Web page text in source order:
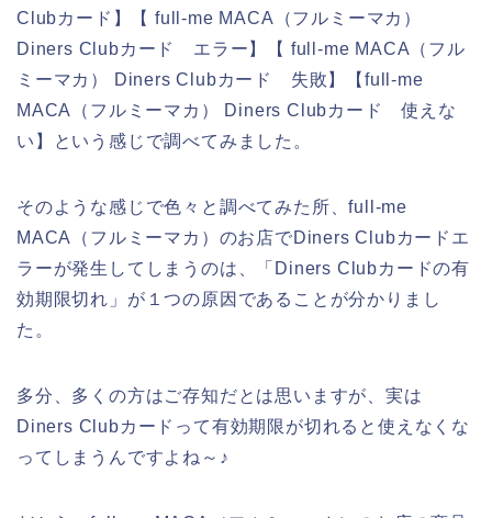
Clubカード】【 full-me MACA（フルミーマカ）
Diners Clubカード エラー】【 full-me MACA（フル
ミーマカ） Diners Clubカード 失敗】【full-me
MACA（フルミーマカ） Diners Clubカード 使えな
い】という感じで調べてみました。
そのような感じで色々と調べてみた所、full-me
MACA（フルミーマカ）のお店でDiners Clubカードエ
ラーが発生してしまうのは、「Diners Clubカードの有
効期限切れ」が１つの原因であることが分かりまし
た。
多分、多くの方はご存知だとは思いますが、実は
Diners Clubカードって有効期限が切れると使えなくな
ってしまうんですよね～♪